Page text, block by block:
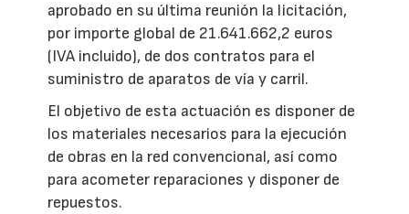
aprobado en su última reunión la licitación,
por importe global de 21.641.662,2 euros
(IVA incluido), de dos contratos para el
suministro de aparatos de vía y carril.
El objetivo de esta actuación es disponer de
los materiales necesarios para la ejecución
de obras en la red convencional, así como
para acometer reparaciones y disponer de
repuestos.